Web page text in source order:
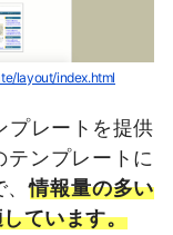
layout/index.html
プレートを提供
テンプレートに
、情報量の多い
ています。